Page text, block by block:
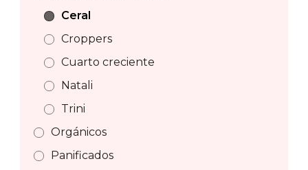
Ceral
Croppers
Cuarto creciente
Natali
Trini
Orgánicos
Panificados